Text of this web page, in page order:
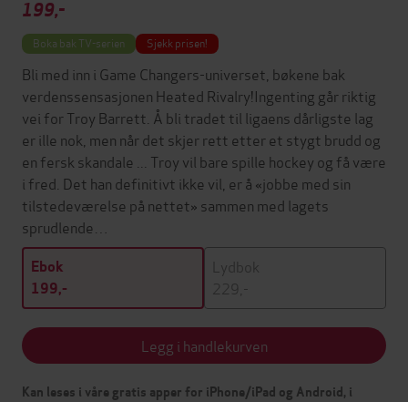
199,-
Boka bak TV-serien Sjekk prisen!
Bli med inn i Game Changers-universet, bøkene bak
verdenssensasjonen Heated Rivalry!Ingenting går riktig
vei for Troy Barrett. Å bli tradet til ligaens dårligste lag
er ille nok, men når det skjer rett etter et stygt brudd og
en fersk skandale ... Troy vil bare spille hockey og få være
i fred. Det han definitivt ikke vil, er å «jobbe med sin
tilstedeværelse på nettet» sammen med lagets
sprudlende…
Ebok
199,-
Lydbok
229,-
Legg i handlekurven
Kan leses i våre gratis apper for iPhone/iPad og Android, i